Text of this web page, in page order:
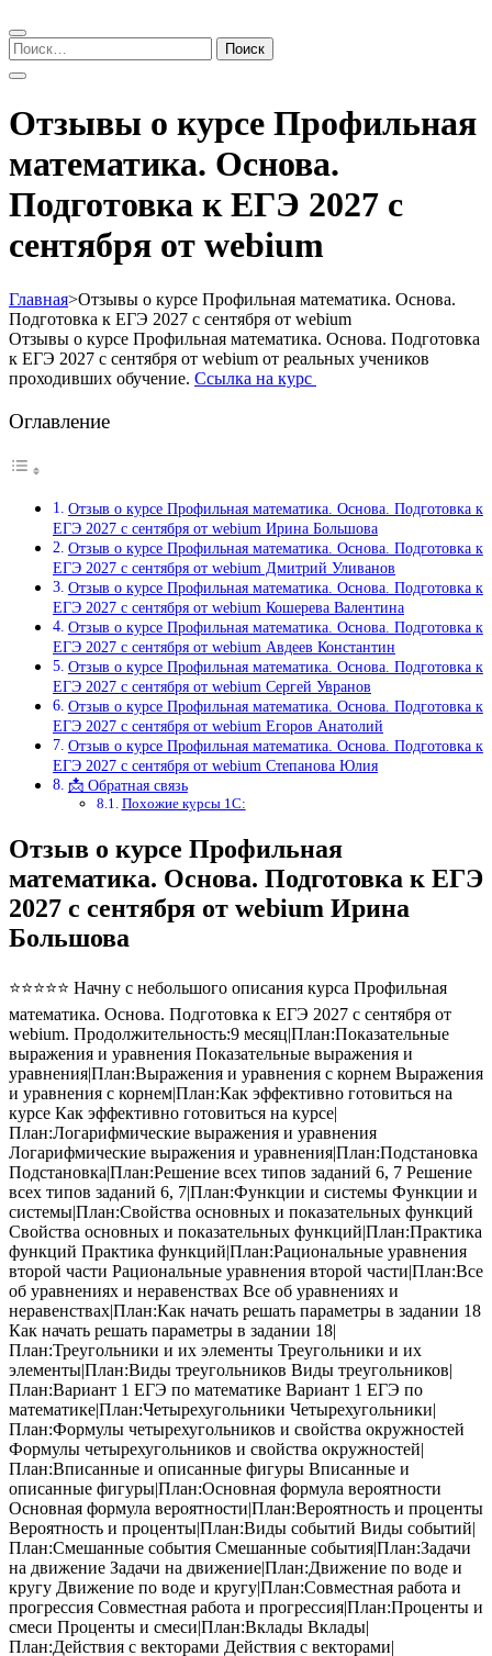
Найти:
Отзывы о курсе Профильная
математика. Основа.
Подготовка к ЕГЭ 2027 с
сентября от webium
Главная>Отзывы о курсе Профильная математика. Основа.
Подготовка к ЕГЭ 2027 с сентября от webium
Отзывы о курсе Профильная математика. Основа. Подготовка
к ЕГЭ 2027 с сентября от webium от реальных учеников
проходивших обучение. Ссылка на курс
Оглавление
Отзыв о курсе Профильная математика. Основа. Подготовка к
ЕГЭ 2027 с сентября от webium Ирина Большова
Отзыв о курсе Профильная математика. Основа. Подготовка к
ЕГЭ 2027 с сентября от webium Дмитрий Уливанов
Отзыв о курсе Профильная математика. Основа. Подготовка к
ЕГЭ 2027 с сентября от webium Кошерева Валентина
Отзыв о курсе Профильная математика. Основа. Подготовка к
ЕГЭ 2027 с сентября от webium Авдеев Константин
Отзыв о курсе Профильная математика. Основа. Подготовка к
ЕГЭ 2027 с сентября от webium Сергей Увранов
Отзыв о курсе Профильная математика. Основа. Подготовка к
ЕГЭ 2027 с сентября от webium Егоров Анатолий
Отзыв о курсе Профильная математика. Основа. Подготовка к
ЕГЭ 2027 с сентября от webium Степанова Юлия
📩 Обратная связь
Похожие курсы 1С:
Отзыв о курсе Профильная
математика. Основа. Подготовка к ЕГЭ
2027 с сентября от webium Ирина
Большова
⭐⭐⭐⭐⭐ Начну с небольшого описания курса Профильная
математика. Основа. Подготовка к ЕГЭ 2027 с сентября от
webium. Продолжительность:9 месяц|План:Показательные
выражения и уравнения Показательные выражения и
уравнения|План:Выражения и уравнения с корнем Выражения
и уравнения с корнем|План:Как эффективно готовиться на
курсе Как эффективно готовиться на курсе|
План:Логарифмические выражения и уравнения
Логарифмические выражения и уравнения|План:Подстановка
Подстановка|План:Решение всех типов заданий 6, 7 Решение
всех типов заданий 6, 7|План:Функции и системы Функции и
системы|План:Свойства основных и показательных функций
Свойства основных и показательных функций|План:Практика
функций Практика функций|План:Рациональные уравнения
второй части Рациональные уравнения второй части|План:Все
об уравнениях и неравенствах Все об уравнениях и
неравенствах|План:Как начать решать параметры в задании 18
Как начать решать параметры в задании 18|
План:Треугольники и их элементы Треугольники и их
элементы|План:Виды треугольников Виды треугольников|
План:Вариант 1 ЕГЭ по математике Вариант 1 ЕГЭ по
математике|План:Четырехугольники Четырехугольники|
План:Формулы четырехугольников и свойства окружностей
Формулы четырехугольников и свойства окружностей|
План:Вписанные и описанные фигуры Вписанные и
описанные фигуры|План:Основная формула вероятности
Основная формула вероятности|План:Вероятность и проценты
Вероятность и проценты|План:Виды событий Виды событий|
План:Смешанные события Смешанные события|План:Задачи
на движение Задачи на движение|План:Движение по воде и
кругу Движение по воде и кругу|План:Совместная работа и
прогрессия Совместная работа и прогрессия|План:Проценты и
смеси Проценты и смеси|План:Вклады Вклады|
План:Действия с векторами Действия с векторами|